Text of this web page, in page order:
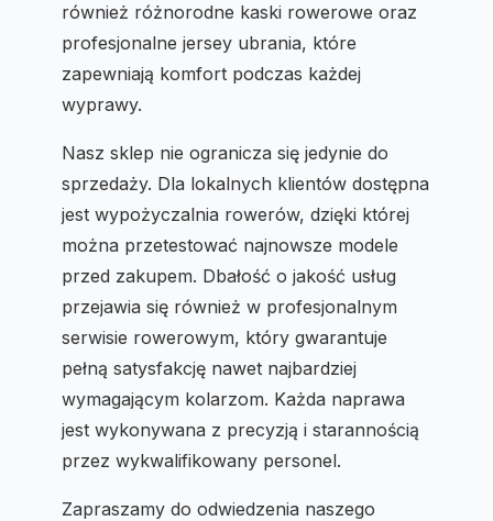
również różnorodne kaski rowerowe oraz
profesjonalne jersey ubrania, które
zapewniają komfort podczas każdej
wyprawy.
Nasz sklep nie ogranicza się jedynie do
sprzedaży. Dla lokalnych klientów dostępna
jest wypożyczalnia rowerów, dzięki której
można przetestować najnowsze modele
przed zakupem. Dbałość o jakość usług
przejawia się również w profesjonalnym
serwisie rowerowym, który gwarantuje
pełną satysfakcję nawet najbardziej
wymagającym kolarzom. Każda naprawa
jest wykonywana z precyzją i starannością
przez wykwalifikowany personel.
Zapraszamy do odwiedzenia naszego